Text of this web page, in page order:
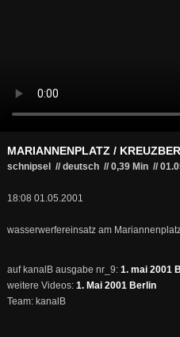
MARIANNENPLATZ /
schnipsel // deutsch // 0,39 Min //
18:08 01.05.2001
wasserwerfereinsatz am
auf kanalB ausgabe nr_9: 1. mai 2001
weitere Videos: 1. Mai 2001 Berlin
Team: kanalB